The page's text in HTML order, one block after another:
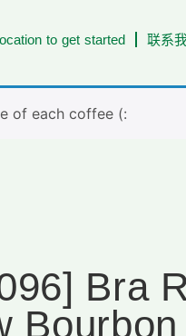
to get started 联系
of each coffee (:
Bra